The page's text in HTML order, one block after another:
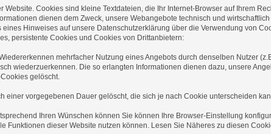
Cookies sind kleine Textdateien, die Ihr Internet-Browser auf Ihrem
dienen dem Zweck, unsere Webangebote technisch und
Hinweises auf unsere Datenschutzerklärung über die Verwendung von
persistente Cookies und Cookies von Drittanbietern:
mehrfacher Nutzung eines Angebots durch denselben Nutzer
wiederzuerkennen. Die so erlangten Informationen dienen dazu, unsere
gelöscht.
einer vorgegebenen Dauer gelöscht, die sich je nach Cookie unterscheiden
Ihren Wünschen können Sie können Ihre Browser-Einstellung
Funktionen dieser Website nutzen können. Lesen Sie Näheres zu diesen